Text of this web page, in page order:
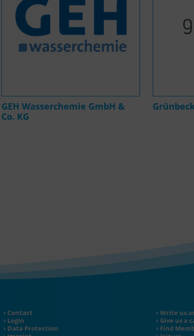
GEH Wasserchemie GmbH &
Co. KG
Contact
Login
Data Protection
Write us
Give us a
Find